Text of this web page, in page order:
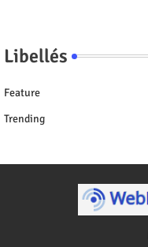
Libellés
Feature
Trending